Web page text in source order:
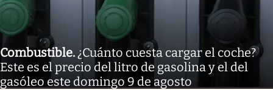
Combustible. ¿Cuánto cuesta cargar el coche?
Este es el precio del litro de gasolina y el del
gasóleo este domingo 9 de agosto